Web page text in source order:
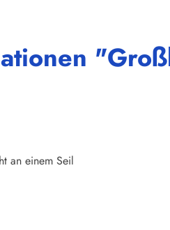
an einem Seil